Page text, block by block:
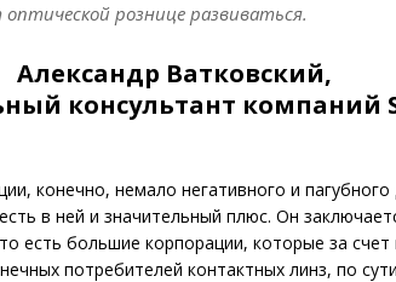
рознице развиваться.
Александр Ватковский,
консультант компаний
конечно, немало негативного и пагубного
в ней и значительный плюс. Он
есть большие корпорации, которые за
потребителей контактных линз, по